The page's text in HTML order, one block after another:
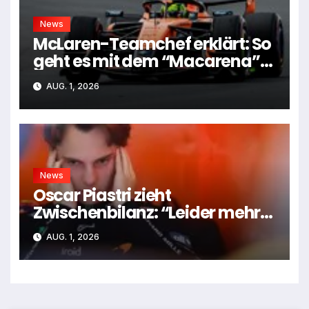
News
McLaren-Teamchef erklärt: So
geht es mit dem “Macarena”-
Flügel weiter
AUG. 1, 2026
News
Oscar Piastri zieht
Zwischenbilanz: “Leider mehr
Tiefen als Höhen”
AUG. 1, 2026